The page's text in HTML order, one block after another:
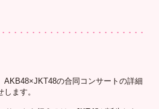
AKB48×JKT48の合同コンサートの詳細
ます。